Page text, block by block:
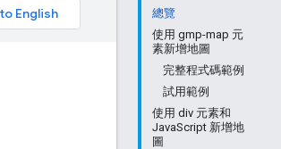
總覽
使用 gmp-map 元
素新增地圖
完整程式碼範例
試用範例
使用 div 元素和
JavaScript 新增地
圖